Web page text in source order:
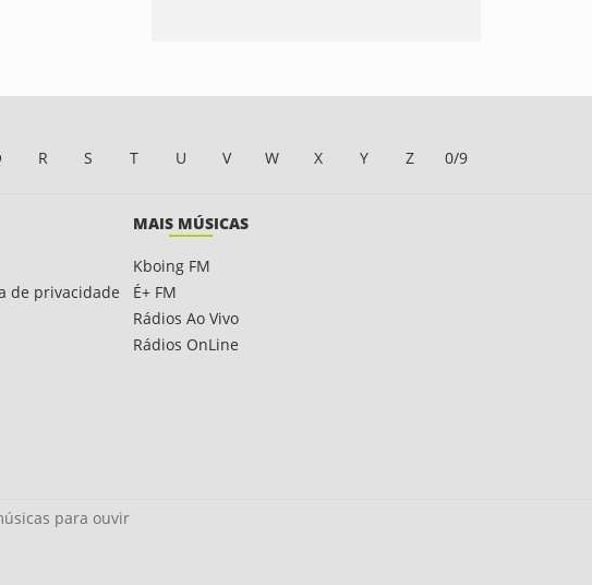
R S T U V W X Y Z 0/9
de privacidade
MAIS MÚSICAS
Kboing FM
É+ FM
Rádios Ao Vivo
Rádios OnLine
para ouvir